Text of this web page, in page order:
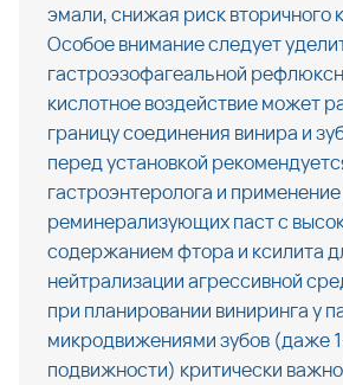
эмали, снижая риск вторичного
Особое внимание следует
гастроэзофагеальной
кислотное воздействие может
границу соединения винира и
перед установкой
гастроэнтеролога и
реминерализующих паст с
содержанием фтора и ксилита
нейтрализации агрессивной
при планировании виниринга у
микродвижениями зубов (даже
подвижности) критически